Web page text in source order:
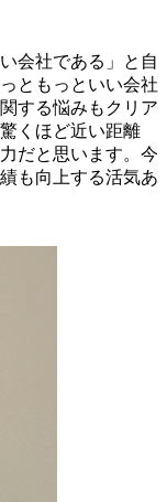
会社である」と自
ともっといい会社
する悩みもクリア
くほど近い距離
だと思います。今
も向上する活気あ